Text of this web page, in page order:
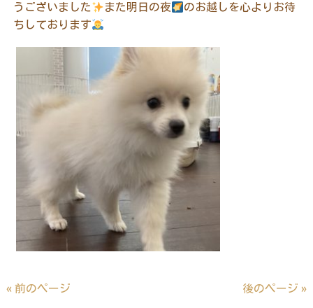
うございました
また明日の夜
のお越しを心よりお待
ちしております
« 前のページ 後のページ »